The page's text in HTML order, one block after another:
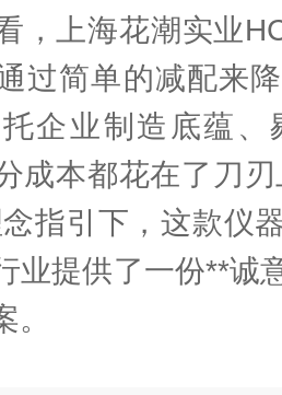
，上海花潮实业
过简单的减配来
企业制造底蕴、
成本都花在了刀
指引下，这款仪
业提供了一份**诚